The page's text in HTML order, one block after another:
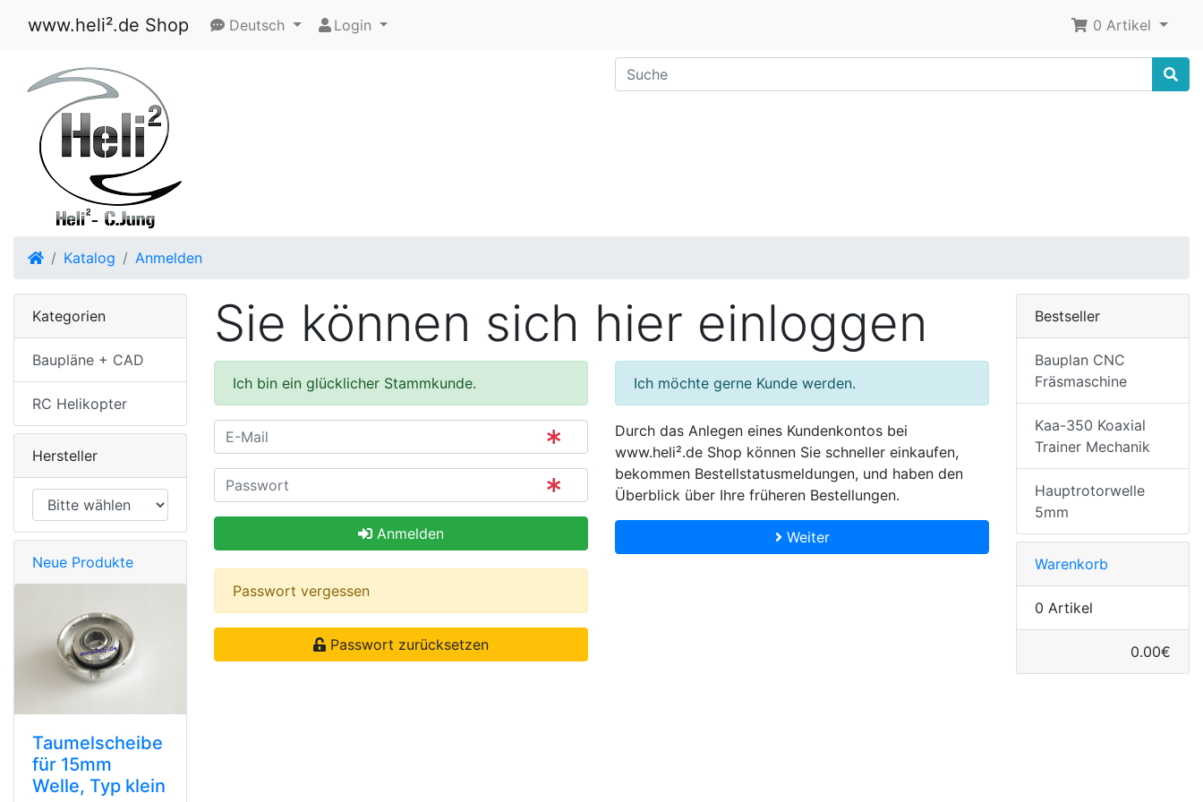
www.heli².de Shop Deutsch Login 0 Artikel
Startseite
Katalog Anmelden
Sie können sich hier einloggen
Ich bin ein glücklicher Stammkunde.
Anmelden
Ich möchte gerne Kunde werden.
Durch das Anlegen eines Kundenkontos bei
www.heli².de Shop können Sie schneller einkaufen,
bekommen Bestellstatusmeldungen, und haben den
Überblick über Ihre früheren Bestellungen.
Weiter
Passwort vergessen
Passwort zurücksetzen
Kategorien
Baupläne + CAD
RC Helikopter
Hersteller
Neue Produkte
Taumelscheibe
für 15mm
Welle, Typ klein
Bestseller
Bauplan CNC
Fräsmaschine
Kaa-350 Koaxial
Trainer Mechanik
Hauptrotorwelle
5mm
Warenkorb
0 Artikel
0.00€